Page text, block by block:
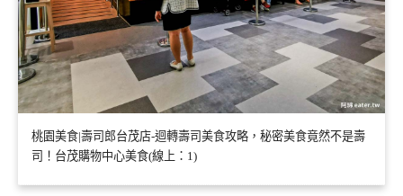
桃園美食|壽司郎台茂店-迴轉壽司美食攻略，秘密美食竟然不是壽
司！台茂購物中心美食(線上：1)